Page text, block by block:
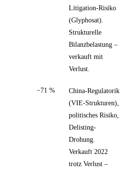
Litigation-Risiko
(Glyphosat).
Strukturelle
Bilanzbelastung –
verkauft mit
Verlust.
−71 %
China-Regulatorik
(VIE-Strukturen),
politisches Risiko,
Delisting-
Drohung.
Verkauft 2022
trotz Verlust –